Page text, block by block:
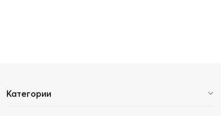
Категории